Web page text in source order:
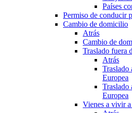
Países
Permiso de conducir
Cambio de domicilio
Atrás
Cambio de
Traslado fuera
Atrás
Traslado
Europea
Traslado
Europea
Vienes a vivir a